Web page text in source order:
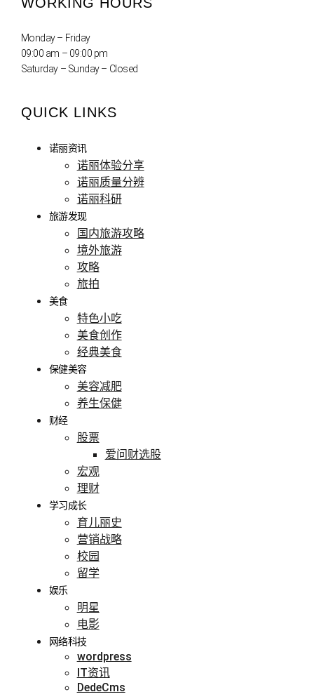
Monday – Friday
09:00 am – 09:00 pm
Saturday – Sunday – Closed
QUICK LINKS
诺丽资讯
诺丽体验分享
诺丽质量分辨
诺丽科研
旅游发现
国内旅游攻略
境外旅游
攻略
旅拍
美食
特色小吃
美食创作
经典美食
保健美容
美容减肥
养生保健
财经
股票
爱问财选股
宏观
理财
学习成长
育儿丽史
营销战略
校园
留学
娱乐
明星
电影
网络科技
wordpress
IT资讯
DedeCms